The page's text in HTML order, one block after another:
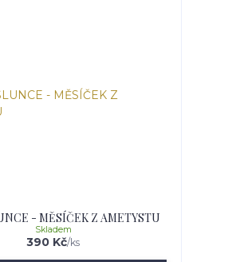
- MĚSÍČEK Z AMETYSTU
390 Kč/ks
Skladem